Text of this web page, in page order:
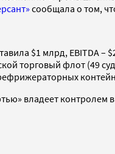
сообщала о том,
$1 млрд, EBITDA
торговый флот (49
владеет